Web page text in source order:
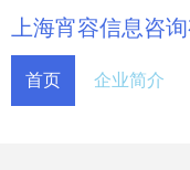
上海宵容信息咨
首页 企业简介